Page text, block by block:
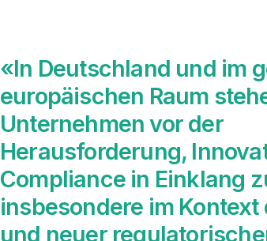
«In Deutschland und im
europäischen Raum
Unternehmen vor der
Herausforderung,
Compliance in Einklang
insbesondere im Kontext
und neuer